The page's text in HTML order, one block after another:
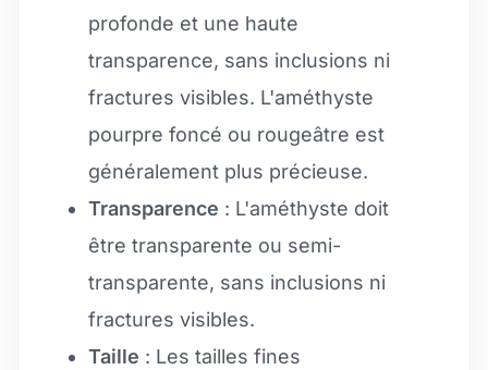
profonde et une haute
transparence, sans inclusions ni
fractures visibles. L'améthyste
pourpre foncé ou rougeâtre est
généralement plus précieuse.
Transparence : L'améthyste doit
être transparente ou semi-
transparente, sans inclusions ni
fractures visibles.
Taille : Les tailles fines